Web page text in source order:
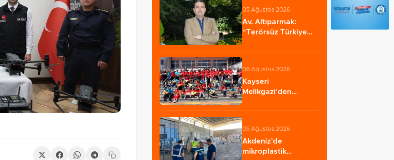
05 Ağustos 2026
Av. Altıparmak:
“Terörsüz Türkiye
06 Ağustos 2026
Kayseri
Melikgazi'den
05 Ağustos 2026
Akdeniz’de
mikroplastik